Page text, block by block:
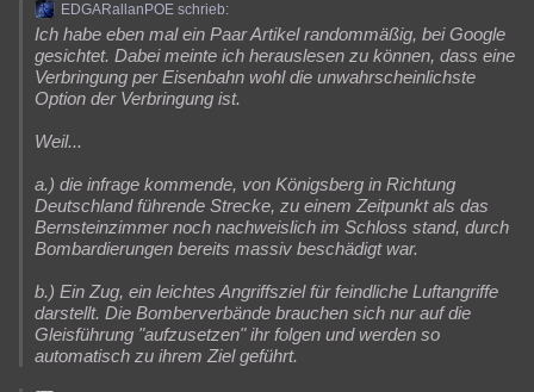
EDGARallanPOE schrieb:
Ich habe eben mal ein Paar Artikel randommäßig, bei Google
gesichtet. Dabei meinte ich herauslesen zu können, dass eine
Verbringung per Eisenbahn wohl die unwahrscheinlichste
Option der Verbringung ist.
Weil...
a.) die infrage kommende, von Königsberg in Richtung
Deutschland führende Strecke, zu einem Zeitpunkt als das
Bernsteinzimmer noch nachweislich im Schloss stand, durch
Bombardierungen bereits massiv beschädigt war.
b.) Ein Zug, ein leichtes Angriffsziel für feindliche Luftangriffe
darstellt. Die Bomberverbände brauchen sich nur auf die
Gleisführung "aufzusetzen" ihr folgen und werden so
automatisch zu ihrem Ziel geführt.